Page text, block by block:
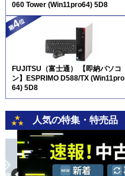
060 Tower (Win11pro64) 5D8
FUJITSU（富士通） 【即納パソコ
ン】ESPRIMO D588/TX (Win11pro
64) 5D8
人気の特集・特売品